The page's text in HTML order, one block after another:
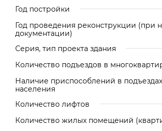
Год постройки
Год проведения реконструкции (при
документации)
Серия, тип проекта здания
Количество подъездов в
Наличие приспособлений в
населения
Количество лифтов
Количество жилых помещений